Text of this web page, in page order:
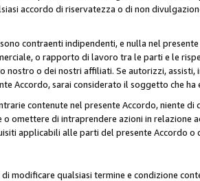
accordo di riservatezza o di non
contraenti indipendenti, e nulla nel
o rapporto di lavoro tra le parti e le
nostro o dei nostri affiliati. Se autorizzi,
Accordo, sarai considerato il soggetto che
contenute nel presente Accordo, niente
o omettere di intraprendere azioni in relazione
applicabili alle parti del presente Accordo o
modificare qualsiasi termine e condizione